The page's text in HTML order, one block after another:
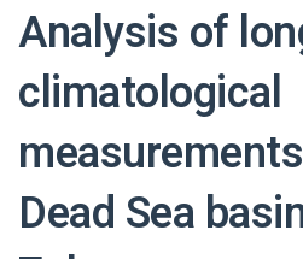
Analysis of
climatological
Dead Sea